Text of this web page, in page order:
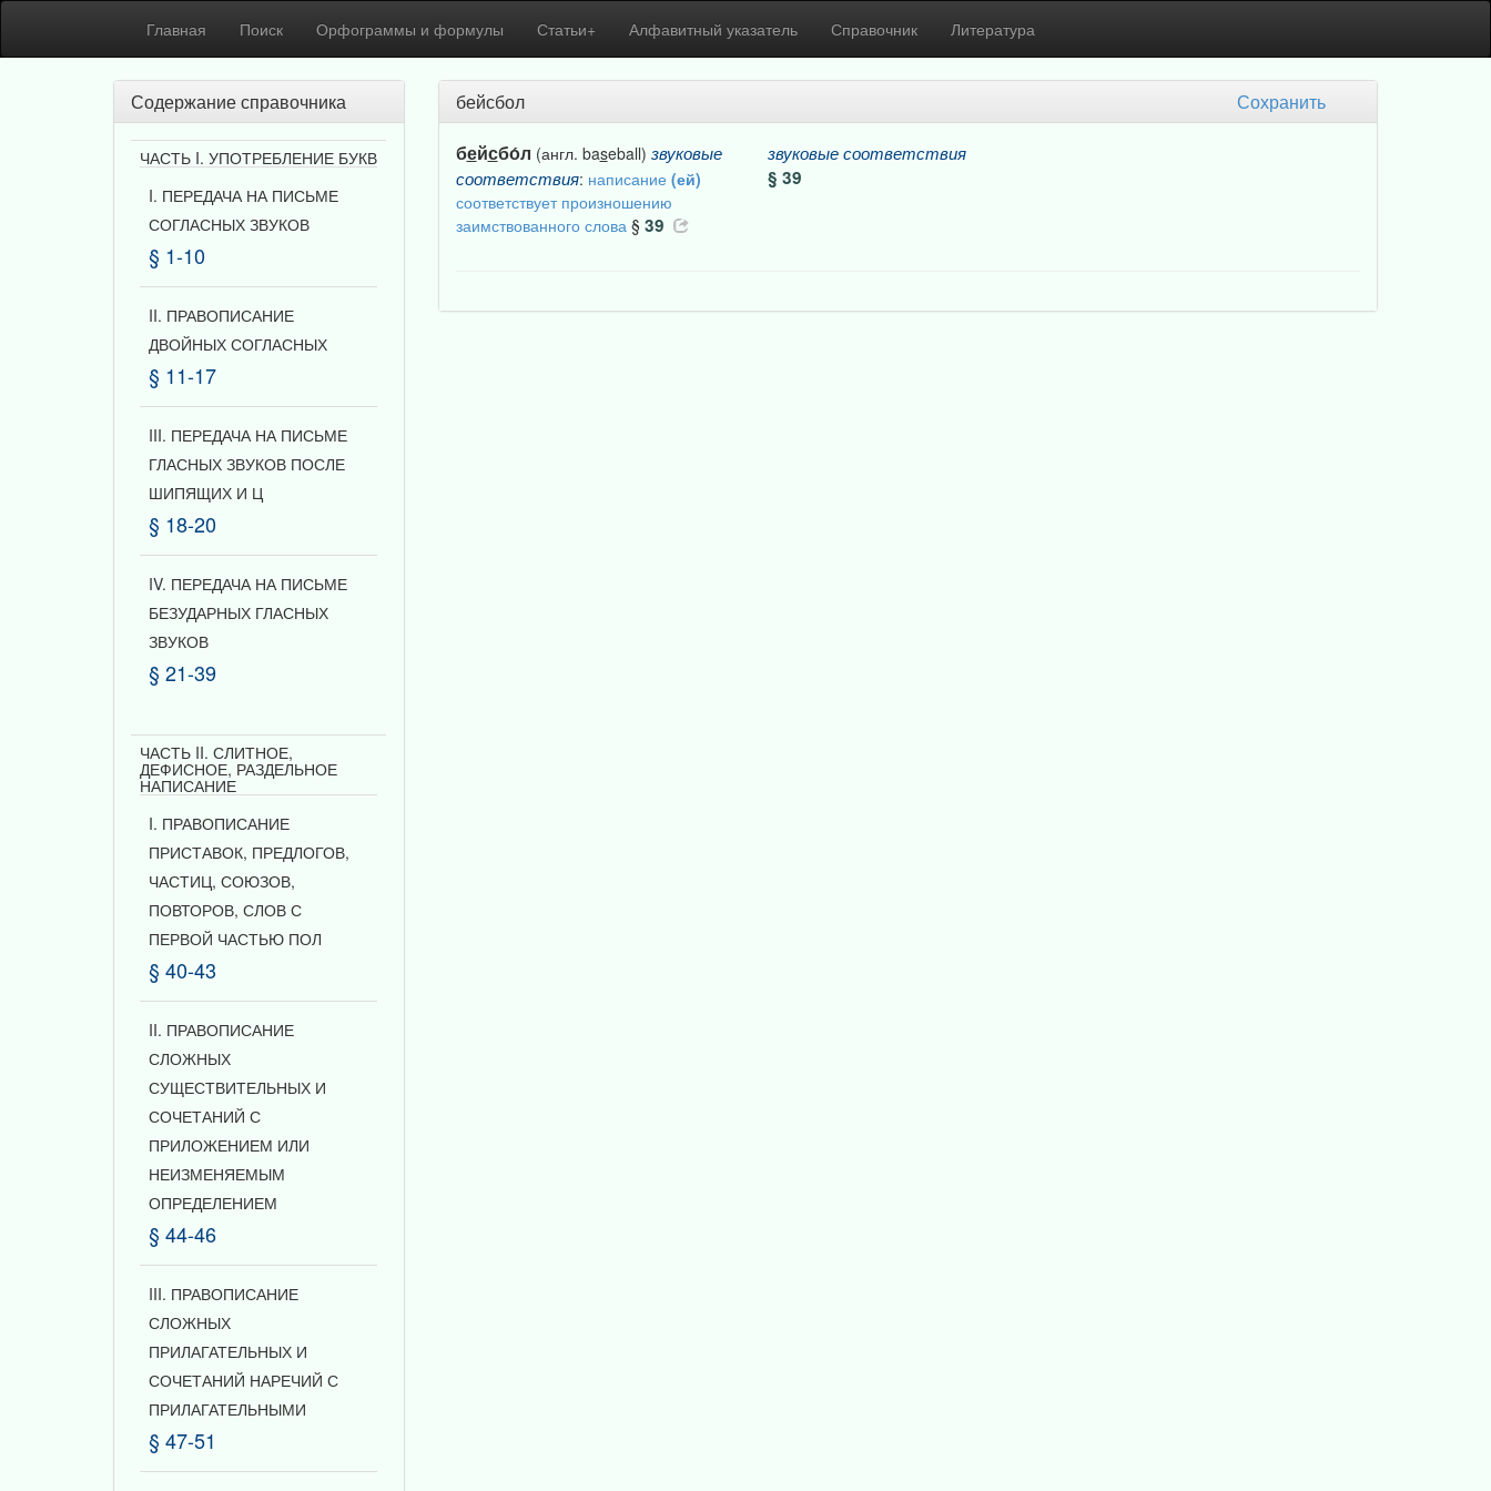
Главная Поиск Орфограммы и формулы Статьи+ Алфавитный указатель Справочник Литература
Содержание справочника
ЧАСТЬ I. УПОТРЕБЛЕНИЕ БУКВ
I. ПЕРЕДАЧА НА ПИСЬМЕ
СОГЛАСНЫХ ЗВУКОВ
§ 1-10
II. ПРАВОПИСАНИЕ
ДВОЙНЫХ СОГЛАСНЫХ
§ 11-17
III. ПЕРЕДАЧА НА ПИСЬМЕ
ГЛАСНЫХ ЗВУКОВ ПОСЛЕ
ШИПЯЩИХ И Ц
§ 18-20
IV. ПЕРЕДАЧА НА ПИСЬМЕ
БЕЗУДАРНЫХ ГЛАСНЫХ
ЗВУКОВ
§ 21-39
ЧАСТЬ II. СЛИТНОЕ,
ДЕФИСНОЕ, РАЗДЕЛЬНОЕ
НАПИСАНИЕ
I. ПРАВОПИСАНИЕ
ПРИСТАВОК, ПРЕДЛОГОВ,
ЧАСТИЦ, СОЮЗОВ,
ПОВТОРОВ, СЛОВ С
ПЕРВОЙ ЧАСТЬЮ ПОЛ
§ 40-43
II. ПРАВОПИСАНИЕ
СЛОЖНЫХ
СУЩЕСТВИТЕЛЬНЫХ И
СОЧЕТАНИЙ С
ПРИЛОЖЕНИЕМ ИЛИ
НЕИЗМЕНЯЕМЫМ
ОПРЕДЕЛЕНИЕМ
§ 44-46
III. ПРАВОПИСАНИЕ
СЛОЖНЫХ
ПРИЛАГАТЕЛЬНЫХ И
СОЧЕТАНИЙ НАРЕЧИЙ С
ПРИЛАГАТЕЛЬНЫМИ
§ 47-51
бейсбол
Сохранить
бейсбо́л (англ. baseball) звуковые
соответствия: написание (ей)
соответствует произношению
заимствованного слова§ 39
звуковые соответствия
§ 39